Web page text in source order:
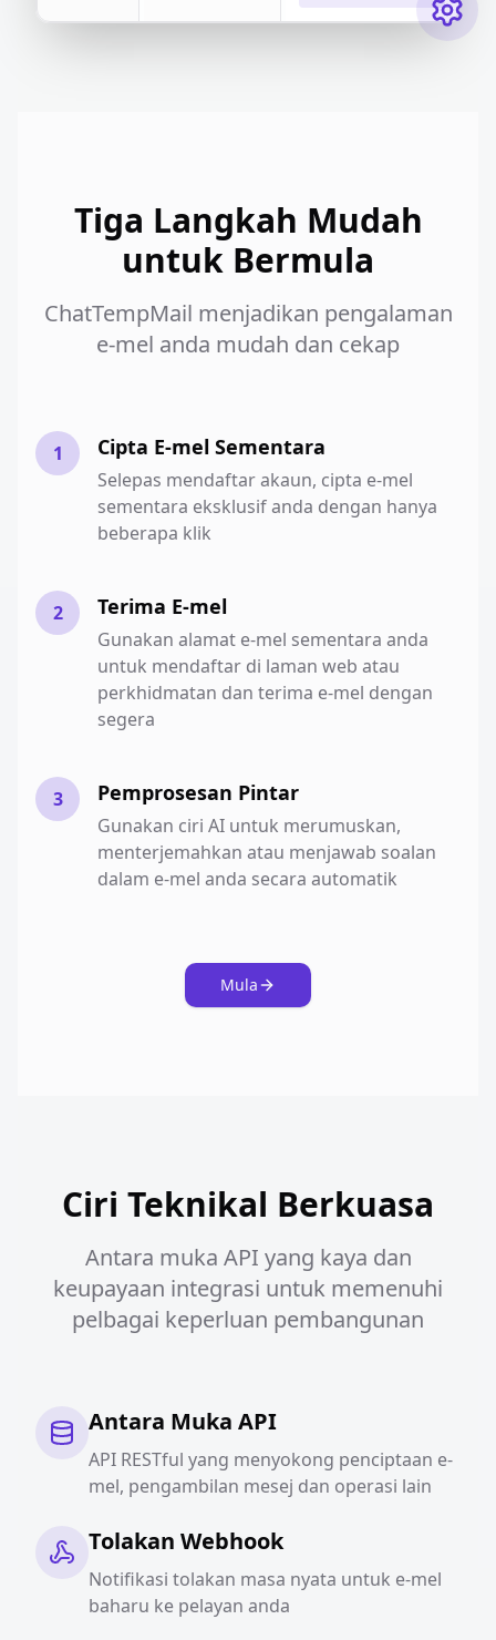
Tiga Langkah Mudah
untuk Bermula
ChatTempMail menjadikan pengalaman
e-mel anda mudah dan cekap
1 Cipta E-mel Sementara
Selepas mendaftar akaun, cipta e-mel
sementara eksklusif anda dengan hanya
beberapa klik
2 Terima E-mel
Gunakan alamat e-mel sementara anda
untuk mendaftar di laman web atau
perkhidmatan dan terima e-mel dengan
segera
3 Pemprosesan Pintar
Gunakan ciri AI untuk merumuskan,
menterjemahkan atau menjawab soalan
dalam e-mel anda secara automatik
Mula
Ciri Teknikal Berkuasa
Antara muka API yang kaya dan
keupayaan integrasi untuk memenuhi
pelbagai keperluan pembangunan
Antara Muka API
API RESTful yang menyokong penciptaan e-
mel, pengambilan mesej dan operasi lain
Tolakan Webhook
Notifikasi tolakan masa nyata untuk e-mel
baharu ke pelayan anda